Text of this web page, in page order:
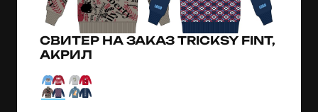
СВИТЕР НА ЗАКАЗ TRICKSY FINT,
АКРИЛ